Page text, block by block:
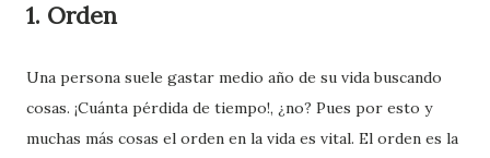
1. Orden
Una persona suele gastar medio año de su vida buscando
cosas. ¡Cuánta pérdida de tiempo!, ¿no? Pues por esto y
muchas más cosas el orden en la vida es vital. El orden es la